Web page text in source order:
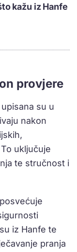
kažu iz Hanfe
provjere
su u
nakon
uključuje
te stručnost i
iz Hanfe te
pranja